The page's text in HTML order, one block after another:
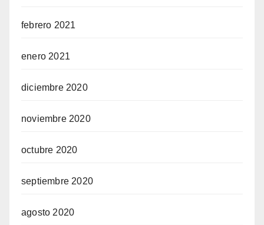
febrero 2021
enero 2021
diciembre 2020
noviembre 2020
octubre 2020
septiembre 2020
agosto 2020